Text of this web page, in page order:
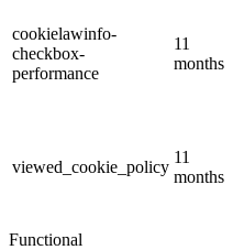
cookielawinfo-
checkbox-
performance
11
months
viewed_cookie_policy
11
months
Functional